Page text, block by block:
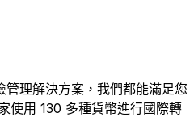
理解決方案，我們都能滿足您
使用 130 多種貨幣進行國際轉